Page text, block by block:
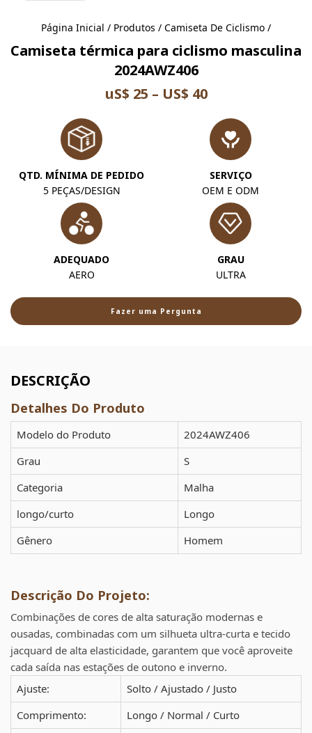
Página Inicial / Produtos / Camiseta De Ciclismo /
Camiseta térmica para ciclismo masculina
2024AWZ406
uS$ 25 – US$ 40
QTD. MÍNIMA DE PEDIDO
5 PEÇAS/DESIGN
SERVIÇO
OEM E ODM
ADEQUADO
AERO
GRAU
ULTRA
Fazer uma Pergunta
DESCRIÇÃO
Detalhes Do Produto
Modelo do Produto
2024AWZ406
Grau
S
Categoria
Malha
longo/curto
Longo
Gênero
Homem
Descrição Do Projeto:
Combinações de cores de alta saturação modernas e
ousadas, combinadas com um silhueta ultra-curta e tecido
jacquard de alta elasticidade, garantem que você aproveite
cada saída nas estações de outono e inverno.
Ajuste:
Solto / Ajustado / Justo
Comprimento:
Longo / Normal / Curto